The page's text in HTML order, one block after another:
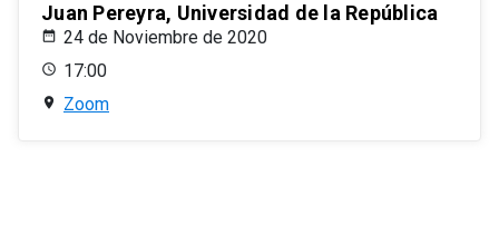
Juan Pereyra, Universidad de la República
24 de Noviembre de 2020
17:00
Zoom